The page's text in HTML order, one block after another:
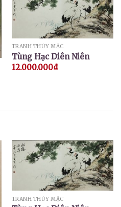
TRANH THỦY MẶC
Tùng Hạc Diên Niên
12.000.000₫
TRANH THỦY MẶC